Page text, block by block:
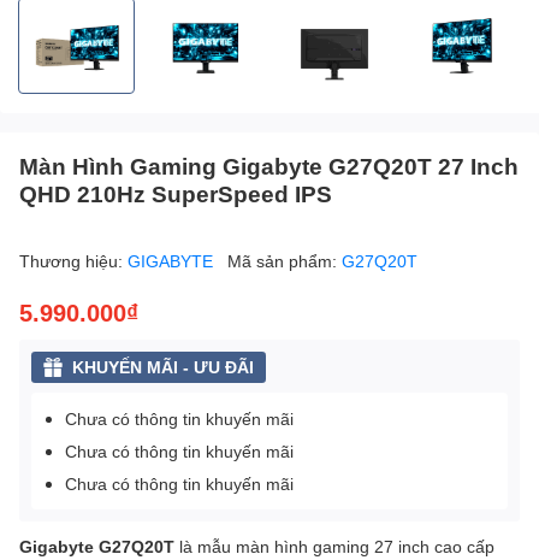
Màn Hình Gaming Gigabyte G27Q20T 27 Inch
QHD 210Hz SuperSpeed IPS
Thương hiệu: GIGABYTE Mã sản phẩm: G27Q20T
5.990.000₫
KHUYẾN MÃI - ƯU ĐÃI
Chưa có thông tin khuyến mãi
Chưa có thông tin khuyến mãi
Chưa có thông tin khuyến mãi
Gigabyte G27Q20T là mẫu màn hình gaming 27 inch cao cấp